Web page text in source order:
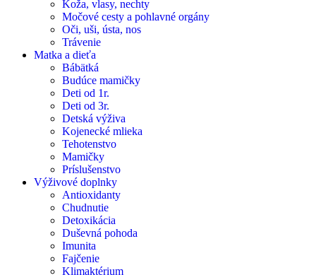
Koža, vlasy, nechty
Močové cesty a pohlavné orgány
Oči, uši, ústa, nos
Trávenie
Matka a dieťa
Bábätká
Budúce mamičky
Deti od 1r.
Deti od 3r.
Detská výživa
Kojenecké mlieka
Tehotenstvo
Mamičky
Príslušenstvo
Výživové doplnky
Antioxidanty
Chudnutie
Detoxikácia
Duševná pohoda
Imunita
Fajčenie
Klimaktérium